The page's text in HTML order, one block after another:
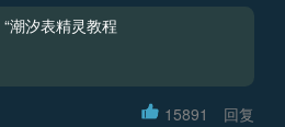
“潮汐表精灵教程
15891 回复